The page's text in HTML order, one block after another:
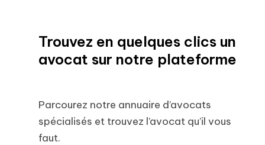
Trouvez en quelques clics un
avocat sur notre plateforme
Parcourez notre annuaire d’avocats
spécialisés et trouvez l’avocat qu’il vous
faut.